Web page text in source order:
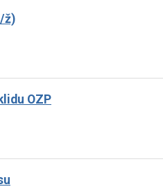
ž)
OZP